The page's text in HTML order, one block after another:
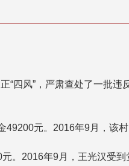
四风”，严肃查处了一批违
元。2016年9月，该
。2016年9月，王光汉受到